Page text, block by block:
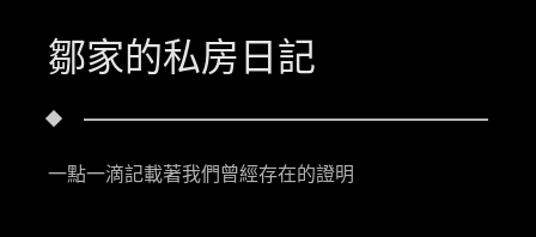
鄒家的私房日記
一點一滴記載著我們曾經存在的證明